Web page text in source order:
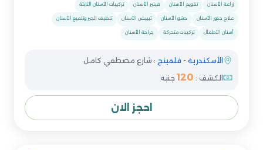
زراعة الأسنان تقويم الأسنان فينير الأسنان تركيبات الأسنان الثابتة
علاج جذور الأسنان حشو الأسنان تبييض الأسنان تنظيف الجير وتلميع الأسنان
أسنان الأطفال تركيبات متحركة جراحة الأسنان
الأسكندرية - فلمينج : شارع مصطفي كامل
الكشف : 120 جنيه
احجز الان